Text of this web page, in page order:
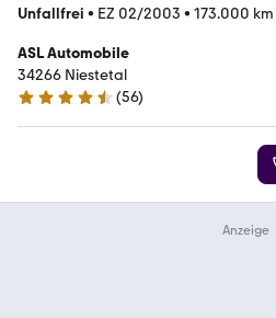
Unfallfrei • EZ 02/2003 • 173.000 km
ASL Automobile
34266 Niestetal
4.6 Sterne
(56)